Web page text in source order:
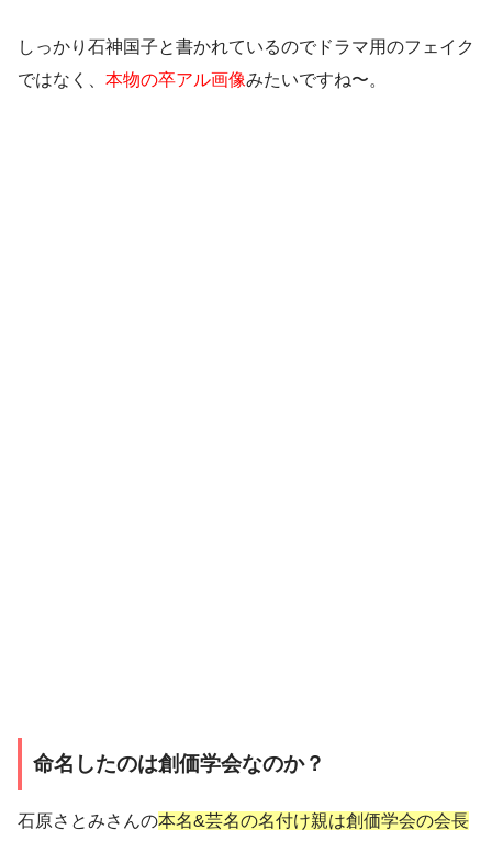
しっかり石神国子と書かれているのでドラマ用のフェイク
ではなく、 本物の卒アル画像みたいですね〜。
命名したのは創価学会なのか？
石原さとみさんの本名&芸名の名付け親は創価学会の会長